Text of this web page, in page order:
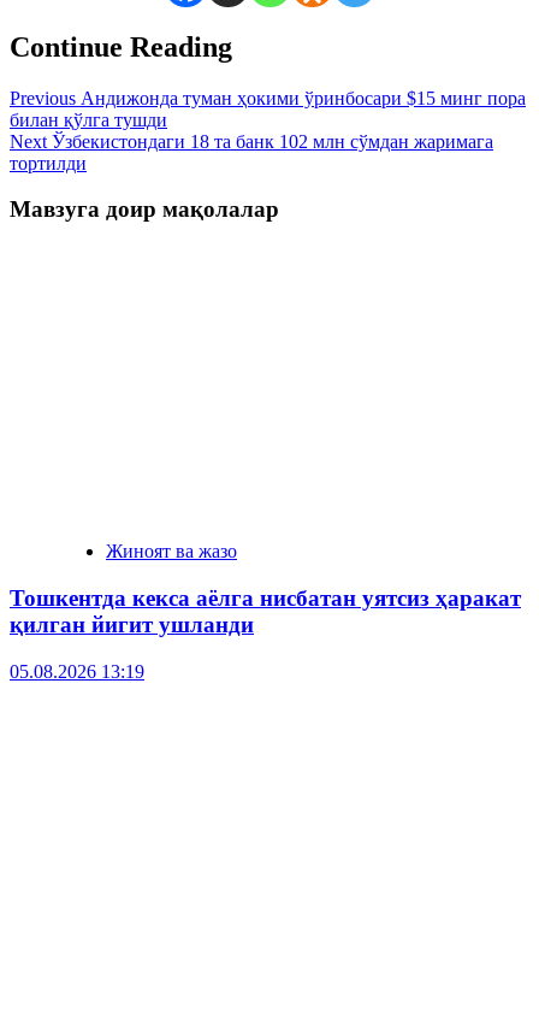
Continue Reading
Previous Андижонда туман ҳокими ўринбосари $15 минг пора
билан қўлга тушди
Next Ўзбекистондаги 18 та банк 102 млн сўмдан жаримага
тортилди
Мавзуга доир мақолалар
Жиноят ва жазо
Тошкентда кекса аёлга нисбатан уятсиз ҳаракат
қилган йигит ушланди
05.08.2026 13:19